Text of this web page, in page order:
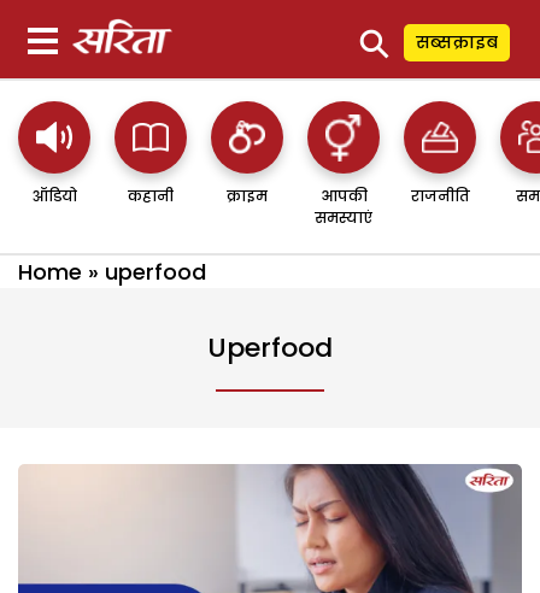
⚲ सब्सक्राइब
ऑडियो कहानी क्राइम
आपकी
समस्याएं
राजनीति
Home » uperfood
Uperfood